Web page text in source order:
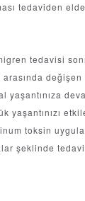
tedaviden
tedavisi
yaşantınıza
yaşantınızı
toksin
şeklinde